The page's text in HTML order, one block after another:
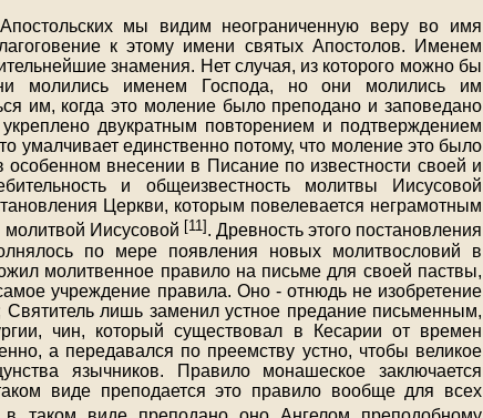
мы видим неограниченную веру во имя
к этому имени святых Апостолов. Именем
знамения. Нет случая, из которого можно бы
молились именем Господа, но они молились им
им, когда это моление было преподано и заповедано
двукратным повторением и подтверждением
умалчивает единственно потому, что моление это было
внесении в Писание по известности своей и
и общеизвестность молитвы Иисусовой
Церкви, которым повелевается неграмотным
молитвой Иисусовой [11]. Древность этого постановления
по мере появления новых молитвословий в
молитвенное правило на письме для своей паствы,
учреждение правила. Оно - отнюдь не изобретение
лишь заменил устное предание письменным,
чин, который существовал в Кесарии от времен
а передавался по преемству устно, чтобы великое
язычников. Правило монашеское заключается
виде преподается это правило вообще для всех